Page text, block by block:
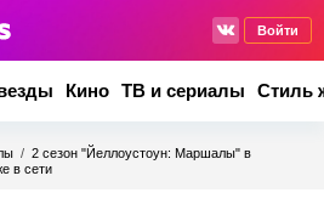
Войти
Кино ТВ и сериалы Стиль
/ 2 сезон "Йеллоустоун: Маршалы" в
в сети